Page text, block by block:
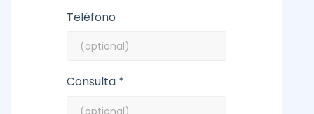
Teléfono
Consulta *